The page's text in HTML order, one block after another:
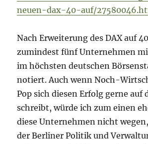
neuen-dax-40-auf/
Nach Erweiterung des DAX auf
zumindest fünf Unternehmen
im höchsten deutschen
notiert. Auch wenn Noch-
Pop sich diesen Erfolg gerne auf
schreibt, würde ich zum einen
diese Unternehmen nicht
der Berliner Politik und